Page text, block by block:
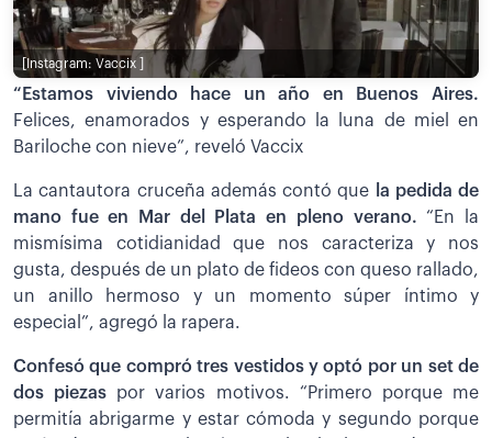
[Instagram: Vaccix ]
“Estamos viviendo hace un año en Buenos Aires.
Felices, enamorados y esperando la luna de miel en
Bariloche con nieve”, reveló Vaccix
La cantautora cruceña además contó que la pedida de
mano fue en Mar del Plata en pleno verano. “En la
mismísima cotidianidad que nos caracteriza y nos
gusta, después de un plato de fideos con queso rallado,
un anillo hermoso y un momento súper íntimo y
especial”, agregó la rapera.
Confesó que compró tres vestidos y optó por un set de
dos piezas por varios motivos. “Primero porque me
permitía abrigarme y estar cómoda y segundo porque